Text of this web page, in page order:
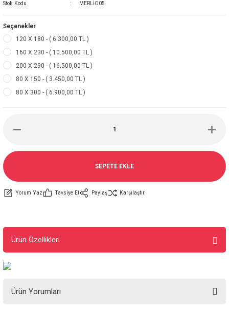
Stok Kodu
MERLİO05
Seçenekler
120 X 180 - ( 6.300,00 TL )
160 X 230 - ( 10.500,00 TL )
200 X 290 - ( 16.500,00 TL )
80 X 150 - ( 3.450,00 TL )
80 X 300 - ( 6.900,00 TL )
SEPETE EKLE
Yorum Yaz Tavsiye Et Paylaş Karşılaştır
Ürün Özellikleri
Ürün Yorumları